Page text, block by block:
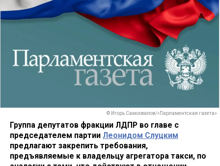
© Игорь Самохвалов/«Парламентская газета»
Группа депутатов фракции ЛДПР во главе с
председателем партии Леонидом Слуцким
предлагают закрепить требования,
предъявляемые к владельцу агрегатора такси, по